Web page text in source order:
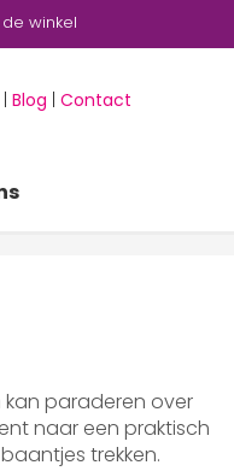
winkel
Blog Contact
kan paraderen over
naar een praktisch
trekken.